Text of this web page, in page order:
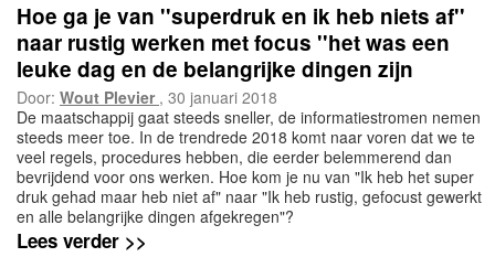
Hoe ga je van ''superdruk en ik heb niets af''
naar rustig werken met focus ''het was een
leuke dag en de belangrijke dingen zijn
klaar''?
Door: Wout Plevier , 30 januari 2018
De maatschappij gaat steeds sneller, de informatiestromen nemen
steeds meer toe. In de trendrede 2018 komt naar voren dat we te
veel regels, procedures hebben, die eerder belemmerend dan
bevrijdend voor ons werken. Hoe kom je nu van "Ik heb het super
druk gehad maar heb niet af" naar "Ik heb rustig, gefocust gewerkt
en alle belangrijke dingen afgekregen"?
Lees verder >>